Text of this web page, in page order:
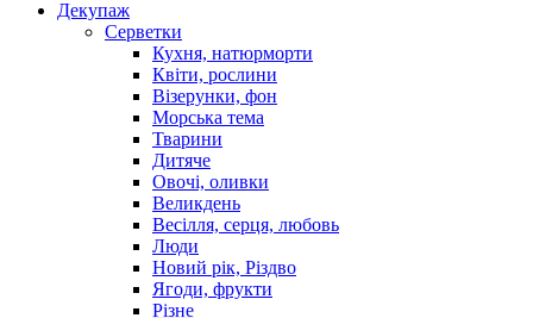
Декупаж
Серветки
Кухня, натюрморти
Квіти, рослини
Візерунки, фон
Морська тема
Тварини
Дитяче
Овочі, оливки
Великдень
Весілля, серця, любовь
Люди
Новий рік, Різдво
Ягоди, фрукти
Різне